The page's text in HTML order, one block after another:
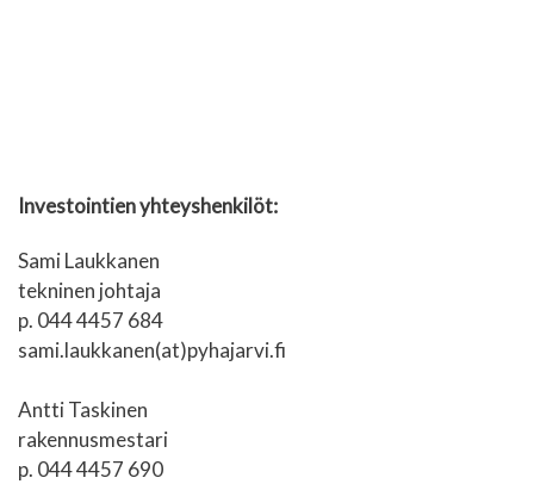
Investointien yhteyshenkilöt:
Sami Laukkanen
tekninen johtaja
p. 044 4457 684
sami.laukkanen(at)pyhajarvi.fi
Antti Taskinen
rakennusmestari
p. 044 4457 690